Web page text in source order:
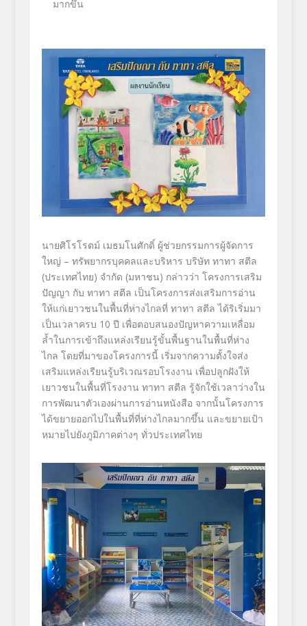
มากขึ้น
นายศิโรโรตม์ เมธมโนศักดิ์ ผู้ช่วยกรรมการผู้จัดการ
ใหญ่ – ทรัพยากรบุคคลและบริหาร บริษัท ทาทา สตีล
(ประเทศไทย) จำกัด (มหาชน) กล่าวว่า โครงการเสริม
ปัญญา กับ ทาทา สตีล เป็นโครงการส่งเสริมการอ่าน
ให้แก่เยาวชนในพื้นที่ห่างไกลที่ ทาทา สตีล ได้ริเริ่มมา
เป็นเวลาครบ 10 ปี เพื่อตอบสนองปัญหาความเหลื่อม
ล้ำในการเข้าถึงแหล่งเรียนรู้ขั้นพื้นฐานในพื้นที่ห่าง
ไกล โดยที่มาของโครงการนี้ เริ่มจากความตั้งใจส่ง
เสริมแหล่งเรียนรู้บริเวณรอบโรงงาน เพื่อปลูกฝังให้
เยาวชนในพื้นที่โรงงาน ทาทา สตีล รู้จักใช้เวลาว่างใน
การพัฒนาตัวเองผ่านการอ่านหนังสือ จากนั้นโครงการ
ได้ขยายออกไปในพื้นที่ที่ห่างไกลมากขึ้น และขยายเป้า
หมายไปยังภูมิภาคต่างๆ ทั่วประเทศไทย